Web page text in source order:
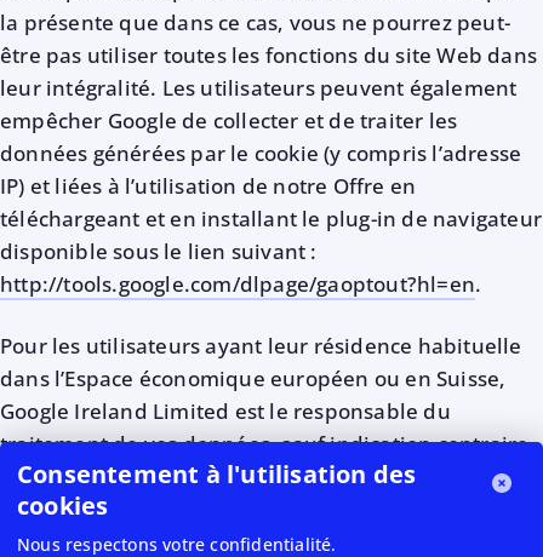
Consentement à l'utilisation des
cookies
Nous respectons votre confidentialité.
la présente que dans ce cas, vous ne pourrez peut-
être pas utiliser toutes les fonctions du site Web dans
leur intégralité. Les utilisateurs peuvent également
empêcher Google de collecter et de traiter les
données générées par le cookie (y compris l’adresse
IP) et liées à l’utilisation de notre Offre en
téléchargeant et en installant le plug-in de navigateur
disponible sous le lien suivant :
http://tools.google.com/dlpage/gaoptout?hl=en.
Pour les utilisateurs ayant leur résidence habituelle
dans l’Espace économique européen ou en Suisse,
Google Ireland Limited est le responsable du
traitement de vos données, sauf indication contraire
dans les avis de confidentialité d’un service
particulier. Google Ireland Limited est donc la société
affiliée à Google qui est responsable du traitement de